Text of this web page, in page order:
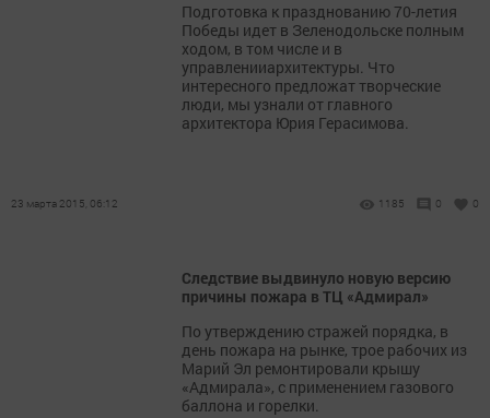
Подготовка к празднованию 70-летия
Победы идет в Зеленодольске полным
ходом, в том числе и в
управленииархитектуры. Что
интересного предложат творческие
люди, мы узнали от главного
архитектора Юрия Герасимова.
23 марта 2015, 06:12 1185 0 0
Следствие выдвинуло новую версию
причины пожара в ТЦ «Адмирал»
По утверждению стражей порядка, в
день пожара на рынке, трое рабочих из
Марий Эл ремонтировали крышу
«Адмирала», с применением газового
баллона и горелки.